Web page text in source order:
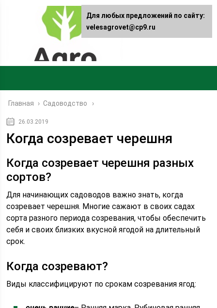
Главная › Садоводство
26.03.2019
Когда созревает черешня
Когда созревает черешня разных
сортов?
Для начинающих садоводов важно знать, когда
созревает черешня. Многие сажают в своих садах
сорта разного периода созревания, чтобы обеспечить
себя и своих близких вкусной ягодой на длительный
срок.
Когда созревают?
Виды классифицируют по срокам созревания ягод:
Для любых предложений по сайту:
velesagrovet@cp9.ru